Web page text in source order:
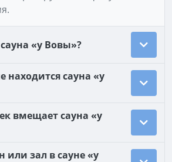
«у Вовы»?
находится сауна «у
вмещает сауна «у
или зал в сауне «у